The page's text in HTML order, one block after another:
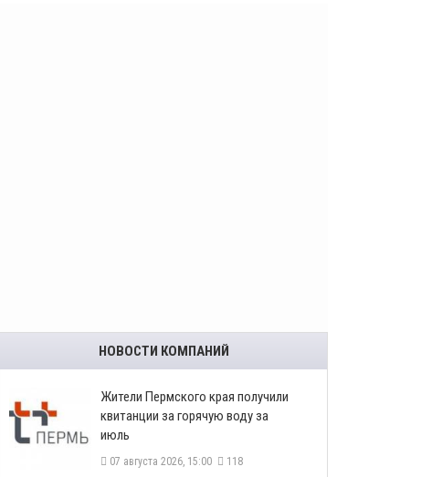
НОВОСТИ КОМПАНИЙ
​Жители Пермского края получили
квитанции за горячую воду за
июль
07 августа 2026, 15:00 118